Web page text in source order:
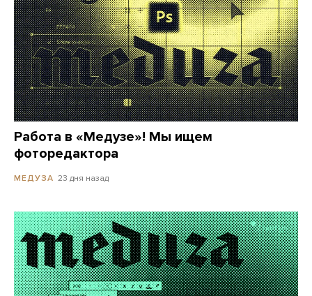
Работа в «Медузе»! Мы ищем
фоторедактора
МЕДУЗА 23 дня назад